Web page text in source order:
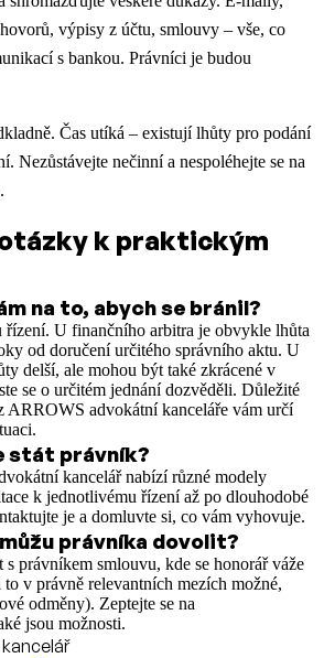
výpisy z účtu, smlouvy – vše, co
s bankou. Právníci je budou
Čas utíká – existují lhůty pro podání
Nezůstávejte nečinní a nespoléhejte se na
k praktickým
na to, abych se bránil?
U finančního arbitra je obvykle lhůta
od doručení určitého správního aktu. U
delší, ale mohou být také zkrácené v
se o určitém jednání dozvěděli. Důležité
ARROWS advokátní kanceláře vám určí
stát právník?
kancelář nabízí různé modely
k jednotlivému řízení až po dlouhodobé
je a domluvte si, co vám vyhovuje.
právníka dovolit?
s právníkem smlouvu, kde se honorář váže
v právně relevantních mezích možné,
odměny). Zeptejte se na
jsou možnosti.